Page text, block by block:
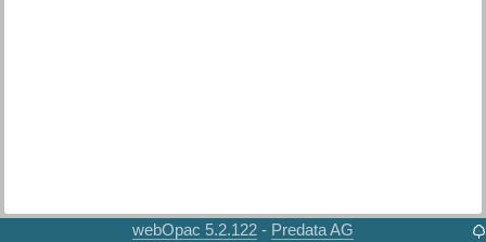
webOpac 5.2.122 - Predata AG